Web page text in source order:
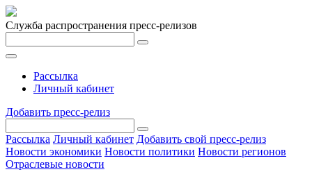
Служба распространения пресс-релизов
Рассылка
Личный кабинет
Добавить пресс-релиз
Рассылка Личный кабинет Добавить свой пресс-релиз
Новости экономики Новости политики Новости регионов
Отраслевые новости